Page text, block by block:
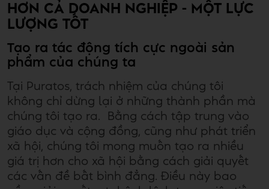
HƠN CẢ DOANH NGHIỆP - MỘT LỰC
LƯỢNG TỐT
Tạo ra tác động tích cực ngoài sản
phẩm của chúng ta
Tại Puratos, trách nhiệm của chúng tôi
không chỉ dừng lại ở những thành phần mà
chúng tôi tạo ra. Bằng cách tập trung vào
giáo dục và cộng đồng, cũng như phát triển
xã hội, chúng tôi mong muốn tạo ra nhiều
giá trị hơn cho xã hội bằng cách giải quyết
các vấn đề bất bình đẳng. Điều này bao